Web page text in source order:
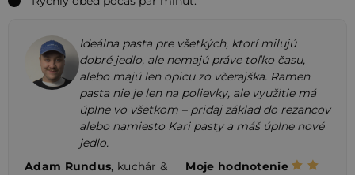
Ideálna pasta pre všetkých, ktorí milujú
dobré jedlo, ale nemajú práve toľko času,
alebo majú len opicu zo včerajška. Ramen
pasta nie je len na polievky, ale využitie má
úplne vo všetkom – pridaj základ do rezancov
alebo namiesto Kari pasty a máš úplne nové
jedlo.
Adam Rundus, kuchár &
Moje hodnotenie